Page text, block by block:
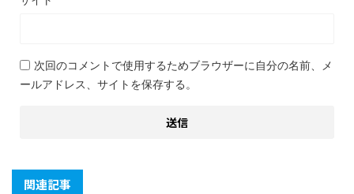
次回のコメントで使用するためブラウザーに自分の名前、メ
ールアドレス、サイトを保存する。
関連記事